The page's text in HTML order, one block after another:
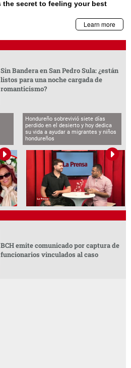
Sin Bandera en San Pedro Sula: ¿están
listos para una noche cargada de
romanticismo?
Hondureño sobrevivió siete días
perdido en el desierto y hoy dedica
su vida a ayudar a migrantes y niños
hondureños
BCH emite comunicado por captura de
funcionarios vinculados al caso